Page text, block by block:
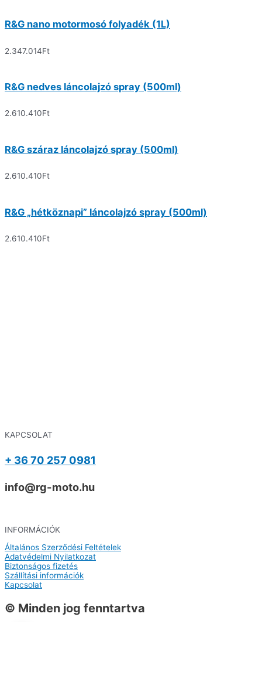
R&G nano motormosó folyadék (1L)
2.347.014Ft
R&G nedves láncolajzó spray (500ml)
2.610.410Ft
R&G száraz láncolajzó spray (500ml)
2.610.410Ft
R&G „hétköznapi” láncolajzó spray (500ml)
2.610.410Ft
KAPCSOLAT
+ 36 70 257 0981
info@rg-moto.hu
INFORMÁCIÓK
Általános Szerződési Feltételek
Adatvédelmi Nyilatkozat
Biztonságos fizetés
Szállítási információk
Kapcsolat
© Minden jog fenntartva